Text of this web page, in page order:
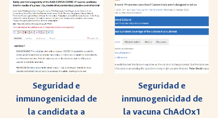
Seguridad e
inmunogenicidad de
la candidata a
Seguridad e
inmunogenicidad de
la vacuna ChAdOx1